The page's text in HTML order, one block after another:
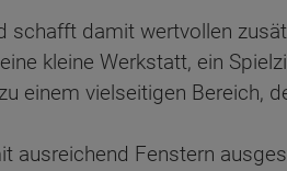
damit wertvollen
kleine Werkstatt, ein
einem vielseitigen Bereich,
ausreichend Fenstern